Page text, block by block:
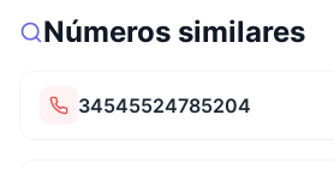
Números similares
34545524785204